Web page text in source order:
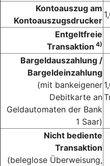
Kontoauszug am
Kontoauszugsdrucker
Entgeltfreie
Transaktion 4)
Bargeldauszahlung /
Bargeldeinzahlung
(mit bankeigener
Debitkarte an
Geldautomaten der Bank
1 Saar)
Nicht bediente
Transaktion
(beleglose Überweisung,